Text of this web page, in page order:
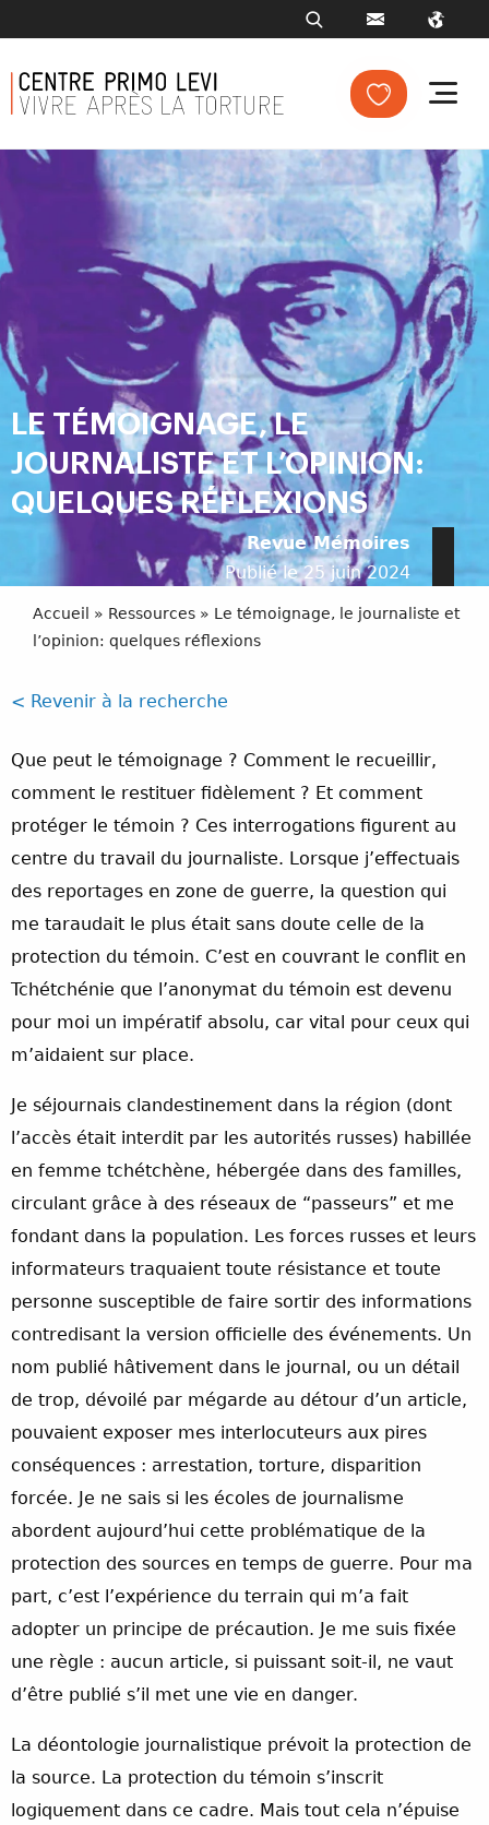
LE TÉMOIGNAGE, LE
JOURNALISTE ET L’OPINION:
QUELQUES RÉFLEXIONS
Revue Mémoires
Publié le 25 juin 2024
Accueil » Ressources » Le témoignage, le journaliste et
l’opinion: quelques réflexions
< Revenir à la recherche
Que peut le témoignage ? Comment le recueillir,
comment le restituer fidèlement ? Et comment
protéger le témoin ? Ces interrogations figurent au
centre du travail du journaliste. Lorsque j’effectuais
des reportages en zone de guerre, la question qui
me taraudait le plus était sans doute celle de la
protection du témoin. C’est en couvrant le conflit en
Tchétchénie que l’anonymat du témoin est devenu
pour moi un impératif absolu, car vital pour ceux qui
m’aidaient sur place.
Je séjournais clandestinement dans la région (dont
l’accès était interdit par les autorités russes) habillée
en femme tchétchène, hébergée dans des familles,
circulant grâce à des réseaux de “passeurs” et me
fondant dans la population. Les forces russes et leurs
informateurs traquaient toute résistance et toute
personne susceptible de faire sortir des informations
contredisant la version officielle des événements. Un
nom publié hâtivement dans le journal, ou un détail
de trop, dévoilé par mégarde au détour d’un article,
pouvaient exposer mes interlocuteurs aux pires
conséquences : arrestation, torture, disparition
forcée. Je ne sais si les écoles de journalisme
abordent aujourd’hui cette problématique de la
protection des sources en temps de guerre. Pour ma
part, c’est l’expérience du terrain qui m’a fait
adopter un principe de précaution. Je me suis fixée
une règle : aucun article, si puissant soit-il, ne vaut
d’être publié s’il met une vie en danger.
La déontologie journalistique prévoit la protection de
la source. La protection du témoin s’inscrit
logiquement dans ce cadre. Mais tout cela n’épuise